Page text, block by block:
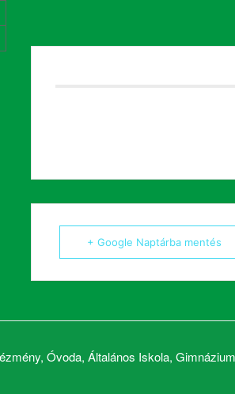
+ Google Naptárba mentés
Óvoda, Általános Iskola,